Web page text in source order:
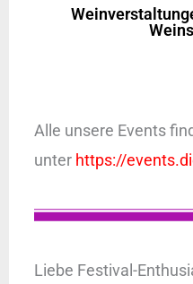
Alle unsere Events
unter https://
Liebe Festival-